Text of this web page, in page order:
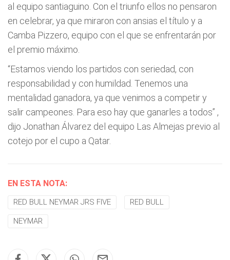
al equipo santiaguino. Con el triunfo ellos no pensaron
en celebrar, ya que miraron con ansias el título y a
Camba Pizzero, equipo con el que se enfrentarán por
el premio máximo.
“Estamos viendo los partidos con seriedad, con
responsabilidad y con humildad. Tenemos una
mentalidad ganadora, ya que venimos a competir y
salir campeones. Para eso hay que ganarles a todos” ,
dijo Jonathan Álvarez del equipo Las Almejas previo al
cotejo por el cupo a Qatar.
EN ESTA NOTA:
RED BULL NEYMAR JRS FIVE RED BULL
NEYMAR